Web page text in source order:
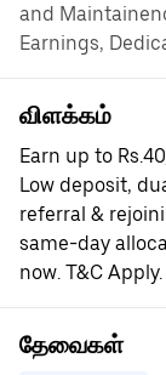
and
Earnings,
விளக்கம்
Earn up to
Low deposit,
referral &
same-day
now. T&C Apply.
தேவைகள்